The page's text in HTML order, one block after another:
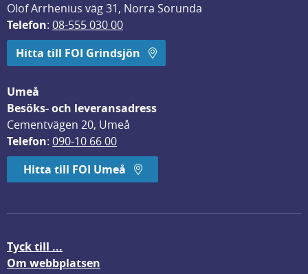
Olof Arrhenius väg 31, Norra Sorunda
Telefon: 08-555 030 00
Hitta till FOI Grindsjön
Umeå
Besöks- och leveransadress
Cementvägen 20, Umeå
Telefon: 090-10 66 00
Hitta till FOI Umeå
Tyck till ...
Om webbplatsen